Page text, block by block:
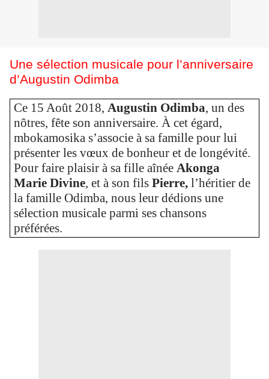
Une sélection musicale pour l’anniversaire
d’Augustin Odimba
Ce 15 Août 2018, Augustin Odimba, un des
nôtres, fête son anniversaire. À cet égard,
mbokamosika s’associe à sa famille pour lui
présenter les vœux de bonheur et de longévité.
Pour faire plaisir à sa fille aînée Akonga
Marie Divine, et à son fils Pierre, l’héritier de
la famille Odimba, nous leur dédions une
sélection musicale parmi ses chansons
préférées.